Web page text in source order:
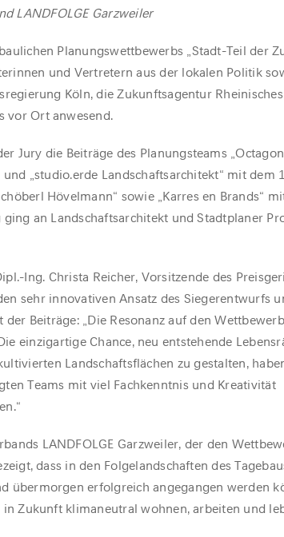
LANDFOLGE Garzweiler
Planungswettbewerbs „Stadt-Teil der
und Vertretern aus der lokalen Politik
Köln, die Zukunftsagentur
vor Ort anwesend.
Jury die Beiträge des Planungsteams „Octagon
„studio.erde Landschaftsarchitekt“ mit dem
Hövelmann“ sowie „Karres en Brands“
an Landschaftsarchitekt und Stadtplaner
Ing. Christa Reicher, Vorsitzende des
sehr innovativen Ansatz des Siegerentwurfs
der Beiträge: „Die Resonanz auf den
einzigartige Chance, neu entstehende
Landschaftsflächen zu gestalten,
Teams mit viel Fachkenntnis und Kreativität
LANDFOLGE Garzweiler, der den
dass in den Folgelandschaften des
übermorgen erfolgreich angegangen werden
Zukunft klimaneutral wohnen, arbeiten und